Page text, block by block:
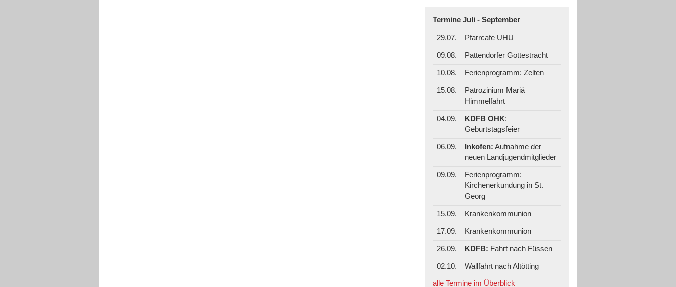
Termine Juli - September
29.07. Pfarrcafe UHU
09.08. Pattendorfer Gottestracht
10.08. Ferienprogramm: Zelten
15.08.
Patrozinium Mariä
Himmelfahrt
04.09. KDFB OHK:
Geburtstagsfeier
06.09. Inkofen: Aufnahme der
neuen Landjugendmitglieder
09.09.
Ferienprogramm:
Kirchenerkundung in St.
Georg
15.09. Krankenkommunion
17.09. Krankenkommunion
26.09. KDFB: Fahrt nach Füssen
02.10.
Wallfahrt nach Altötting
alle Termine im Überblick